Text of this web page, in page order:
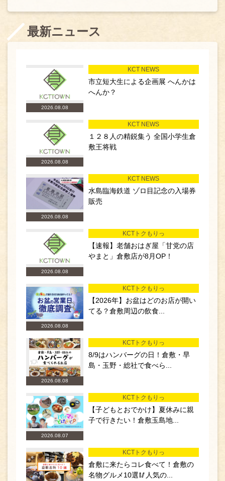
最新ニュース
2026.08.08
KCT NEWS
市立短大生による企画展 へんかは
へんか？
2026.08.08
KCT NEWS
１２８人の精鋭集う 全国小学生倉
敷王将戦
2026.08.08
KCT NEWS
水島臨海鉄道 ゾロ目記念の入場券
販売
2026.08.08
KCTトクもりっ
【速報】老舗おはぎ屋「甘党の店
やまと」倉敷店が8月OP！
2026.08.08
KCTトクもりっ
【2026年】お盆はどのお店が開い
てる？倉敷周辺の飲食...
2026.08.08
KCTトクもりっ
8/9はハンバーグの日！倉敷・早
島・玉野・総社で食べら...
2026.08.07
KCTトクもりっ
【子どもとおでかけ】夏休みに親
子で行きたい！倉敷玉島地...
KCTトクもりっ
倉敷に来たらコレ食べて！倉敷の
名物グルメ10選🥢人気の...